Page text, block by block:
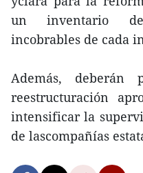
un inventario
incobrables de cada
Además, deberán
reestructuración
intensificar la
de lascompañías